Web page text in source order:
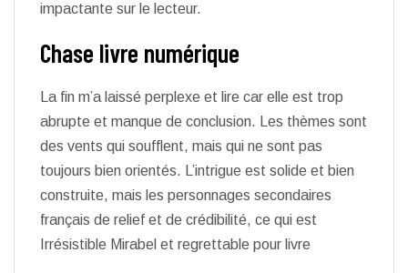
impactante sur le lecteur.
Chase livre numérique
La fin m’a laissé perplexe et lire car elle est trop
abrupte et manque de conclusion. Les thèmes sont
des vents qui soufflent, mais qui ne sont pas
toujours bien orientés. L’intrigue est solide et bien
construite, mais les personnages secondaires
français de relief et de crédibilité, ce qui est
Irrésistible Mirabel et regrettable pour livre